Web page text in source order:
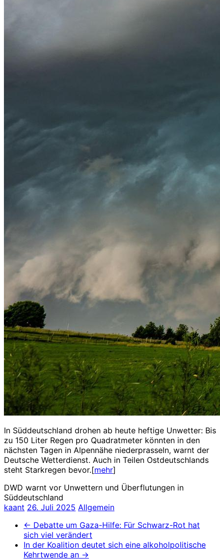
In Süddeutschland drohen ab heute heftige Unwetter: Bis
zu 150 Liter Regen pro Quadratmeter könnten in den
nächsten Tagen in Alpennähe niederprasseln, warnt der
Deutsche Wetterdienst. Auch in Teilen Ostdeutschlands
steht Starkregen bevor.[mehr]
DWD warnt vor Unwettern und Überflutungen in
Süddeutschland
kaant 26. Juli 2025 Allgemein
← Debatte um Gaza-Hilfe: Für Schwarz-Rot hat
sich viel verändert
In der Koalition deutet sich eine alkoholpolitische
Kehrtwende an →